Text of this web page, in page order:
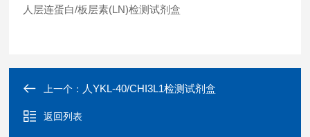
人层连蛋白/板层素(LN)检测试剂盒
上一个： 人YKL-40/CHI3L1检测试剂盒
返回列表